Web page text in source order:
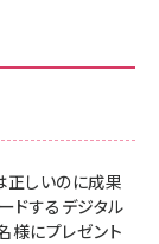
正しいのに成果
ドするデジタル
様にプレゼント